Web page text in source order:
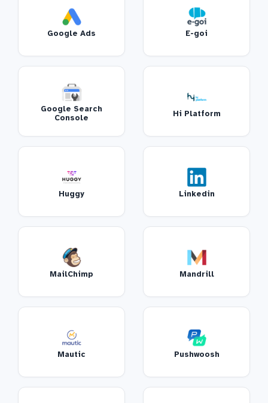
Google Ads E-goi
Google Search
Console
Hi Platform
Huggy Linkedin
MailChimp Mandrill
Mautic Pushwoosh